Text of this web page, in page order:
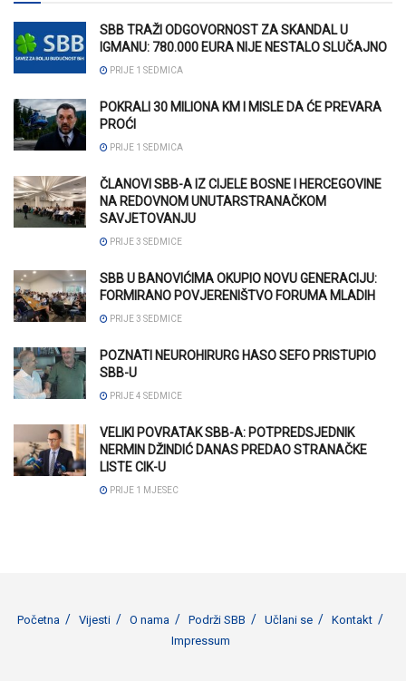
SBB TRAŽI ODGOVORNOST ZA SKANDAL U
IGMANU: 780.000 EURA NIJE NESTALO SLUČAJNO
PRIJE 1 SEDMICA
POKRALI 30 MILIONA KM I MISLE DA ĆE PREVARA
PROĆI
PRIJE 1 SEDMICA
ČLANOVI SBB-A IZ CIJELE BOSNE I HERCEGOVINE
NA REDOVNOM UNUTARSTRANAČKOM
SAVJETOVANJU
PRIJE 3 SEDMICE
SBB U BANOVIĆIMA OKUPIO NOVU GENERACIJU:
FORMIRANO POVJERENIŠTVO FORUMA MLADIH
PRIJE 3 SEDMICE
POZNATI NEUROHIRURG HASO SEFO PRISTUPIO
SBB-U
PRIJE 4 SEDMICE
VELIKI POVRATAK SBB-A: POTPREDSJEDNIK
NERMIN DŽINDIĆ DANAS PREDAO STRANAČKE
LISTE CIK-U
PRIJE 1 MJESEC
Početna Vijesti O nama Podrži SBB Učlani se
Kontakt
Impressum